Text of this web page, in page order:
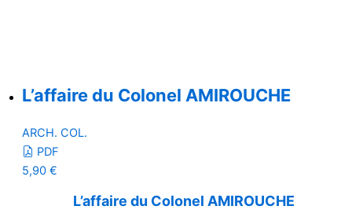
L’affaire du Colonel AMIROUCHE
ARCH. COL.
PDF
5,90 €
L’affaire du Colonel AMIROUCHE